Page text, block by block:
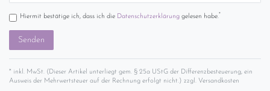
Hiermit bestätige ich, dass ich die Daten­schutz­erklärunggelesen habe.*
Senden
* inkl. MwSt. (Dieser Artikel unterliegt gem. § 25a UStG der Differenzbesteuerung, ein
Ausweis der Mehrwertsteuer auf der Rechnung erfolgt nicht.) zzgl. Versandkosten